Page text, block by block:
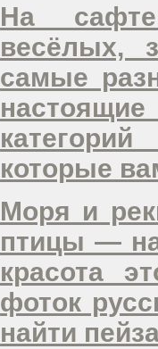
На сафте
весёлых,
самые
которые
Моря и
птицы —
красота
фоток
найти